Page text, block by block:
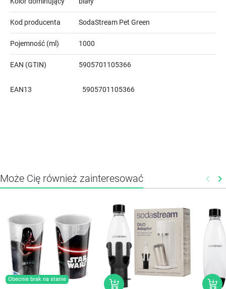
Kod producenta SodaStream Pet Green
Pojemność (ml) 1000
EAN (GTIN) 5905701105366
EAN13 5905701105366
Może Cię również zainteresować keyboard_arrow_left keyboard_arrow_right
Obecnie brak na stanie